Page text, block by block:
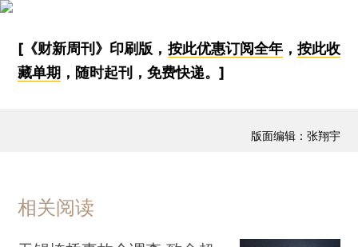
[《财新周刊》印刷版， 按此优惠订阅全年， 按此收
藏单期 ，随时起刊，免费快递。]
版面编辑：张翔宇
相关阅读